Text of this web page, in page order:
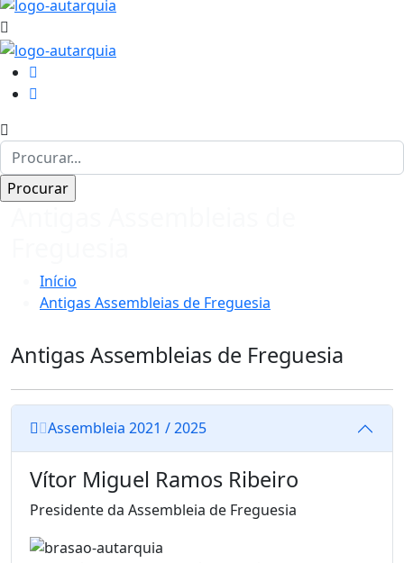
Início
Antigas Assembleias de Freguesia
Antigas Assembleias de Freguesia
Assembleia 2021 / 2025
Vítor Miguel Ramos Ribeiro
Presidente da Assembleia de Freguesia